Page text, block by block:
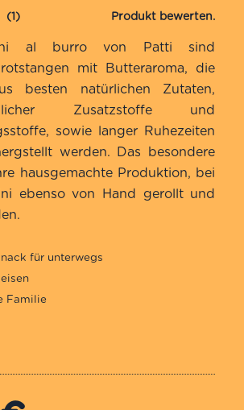
1
al burro von Patti sind
mit Butteraroma, die
besten natürlichen Zutaten,
Zusatzstoffe und
sowie langer Ruhezeiten
werden. Das besondere
hausgemachte Produktion, bei
ebenso von Hand gerollt und
für unterwegs
Familie